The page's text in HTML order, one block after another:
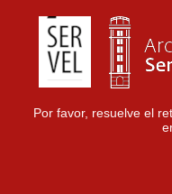
Por favor, resuelve el